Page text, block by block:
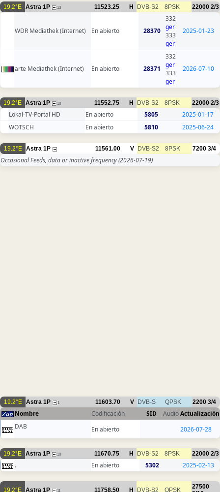
19.2°E Astra 1P 13 11523.25 H DVB-S2 8PSK 22000 2/3
WDR Mediathek (Internet) En abierto 28370
332
ger
333
ger
2025-01-23
arte Mediathek (Internet) En abierto 28371
332
ger
333
ger
2026-07-10
19.2°E Astra 1P 10 11552.75 H DVB-S2 8PSK 22000 2/3
Lokal-TV-Portal HD En abierto 5805
2025-01-17
WOTSCH
En abierto 5810 2025-06-24
19.2°E Astra 1P 11561.00 V DVB-S2 8PSK 7200 3/4
Occasional Feeds, data or inactive frequency(2026-07-19)
19.2°E Astra 1P 1 11603.70 V DVB-S QPSK 2200 3/4
Nombre Codificación SID AudioActualización
DAB
En abierto 2026-07-28
19.2°E Astra 1P 10 11670.75 H DVB-S2 8PSK 22000 2/3
. En abierto 5302 2025-02-13
19.2°E Astra 1P 11 11758.50 H DVB-S2 QPSK
27500